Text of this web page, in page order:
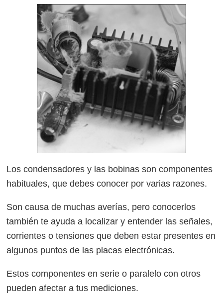
Los condensadores y las bobinas son componentes
habituales, que debes conocer por varias razones.
Son causa de muchas averías, pero conocerlos
también te ayuda a localizar y entender las señales,
corrientes o tensiones que deben estar presentes en
algunos puntos de las placas electrónicas.
Estos componentes en serie o paralelo con otros
pueden afectar a tus mediciones.